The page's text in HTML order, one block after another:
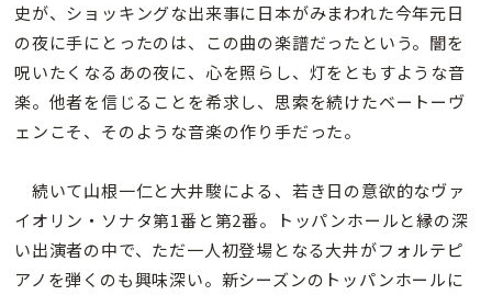
史が、ショッキングな出来事に日本がみまわれた今年元日
の夜に手にとったのは、この曲の楽譜だったという。闇を
呪いたくなるあの夜に、心を照らし、灯をともすような音
楽。他者を信じることを希求し、思索を続けたベートーヴ
ェンこそ、そのような音楽の作り手だった。
続いて山根一仁と大井駿による、若き日の意欲的なヴァ
イオリン・ソナタ第1番と第2番。トッパンホールと縁の深
い出演者の中で、ただ一人初登場となる大井がフォルテピ
アノを弾くのも興味深い。新シーズンのトッパンホールに